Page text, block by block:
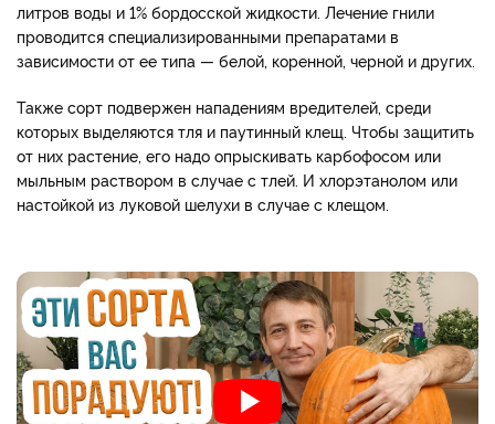
литров воды и 1% бордосской жидкости. Лечение гнили
проводится специализированными препаратами в
зависимости от ее типа — белой, коренной, черной и других.
Также сорт подвержен нападениям вредителей, среди
которых выделяются тля и паутинный клещ. Чтобы защитить
от них растение, его надо опрыскивать карбофосом или
мыльным раствором в случае с тлей. И хлорэтанолом или
настойкой из луковой шелухи в случае с клещом.